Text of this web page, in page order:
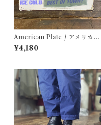
American Plate / アメリカン
プレート
¥4,180